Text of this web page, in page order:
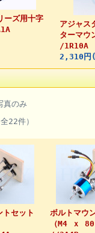
ーズ用十字
アジャス
ターマウ
/1R10A
2,310円
のみ
22件）
トセット
ボルトマウ
（M4 ｘ